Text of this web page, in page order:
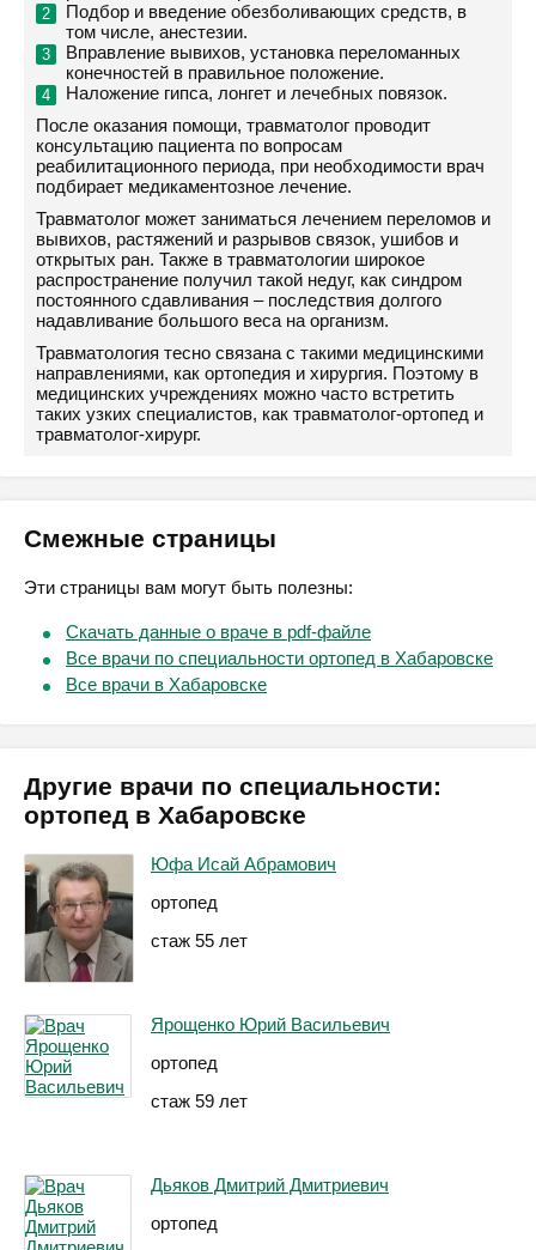
Подбор и введение обезболивающих средств, в
том числе, анестезии.
Вправление вывихов, установка переломанных
конечностей в правильное положение.
Наложение гипса, лонгет и лечебных повязок.
После оказания помощи, травматолог проводит
консультацию пациента по вопросам
реабилитационного периода, при необходимости врач
подбирает медикаментозное лечение.
Травматолог может заниматься лечением переломов и
вывихов, растяжений и разрывов связок, ушибов и
открытых ран. Также в травматологии широкое
распространение получил такой недуг, как синдром
постоянного сдавливания – последствия долгого
надавливание большого веса на организм.
Травматология тесно связана с такими медицинскими
направлениями, как ортопедия и хирургия. Поэтому в
медицинских учреждениях можно часто встретить
таких узких специалистов, как травматолог-ортопед и
травматолог-хирург.
Смежные страницы
Эти страницы вам могут быть полезны:
Скачать данные о враче в pdf-файле
Все врачи по специальности ортопед в Хабаровске
Все врачи в Хабаровске
Другие врачи по специальности:
ортопед в Хабаровске
Юфа Исай Абрамович
ортопед
стаж 55 лет
Ярощенко Юрий Васильевич
ортопед
стаж 59 лет
Дьяков Дмитрий Дмитриевич
ортопед